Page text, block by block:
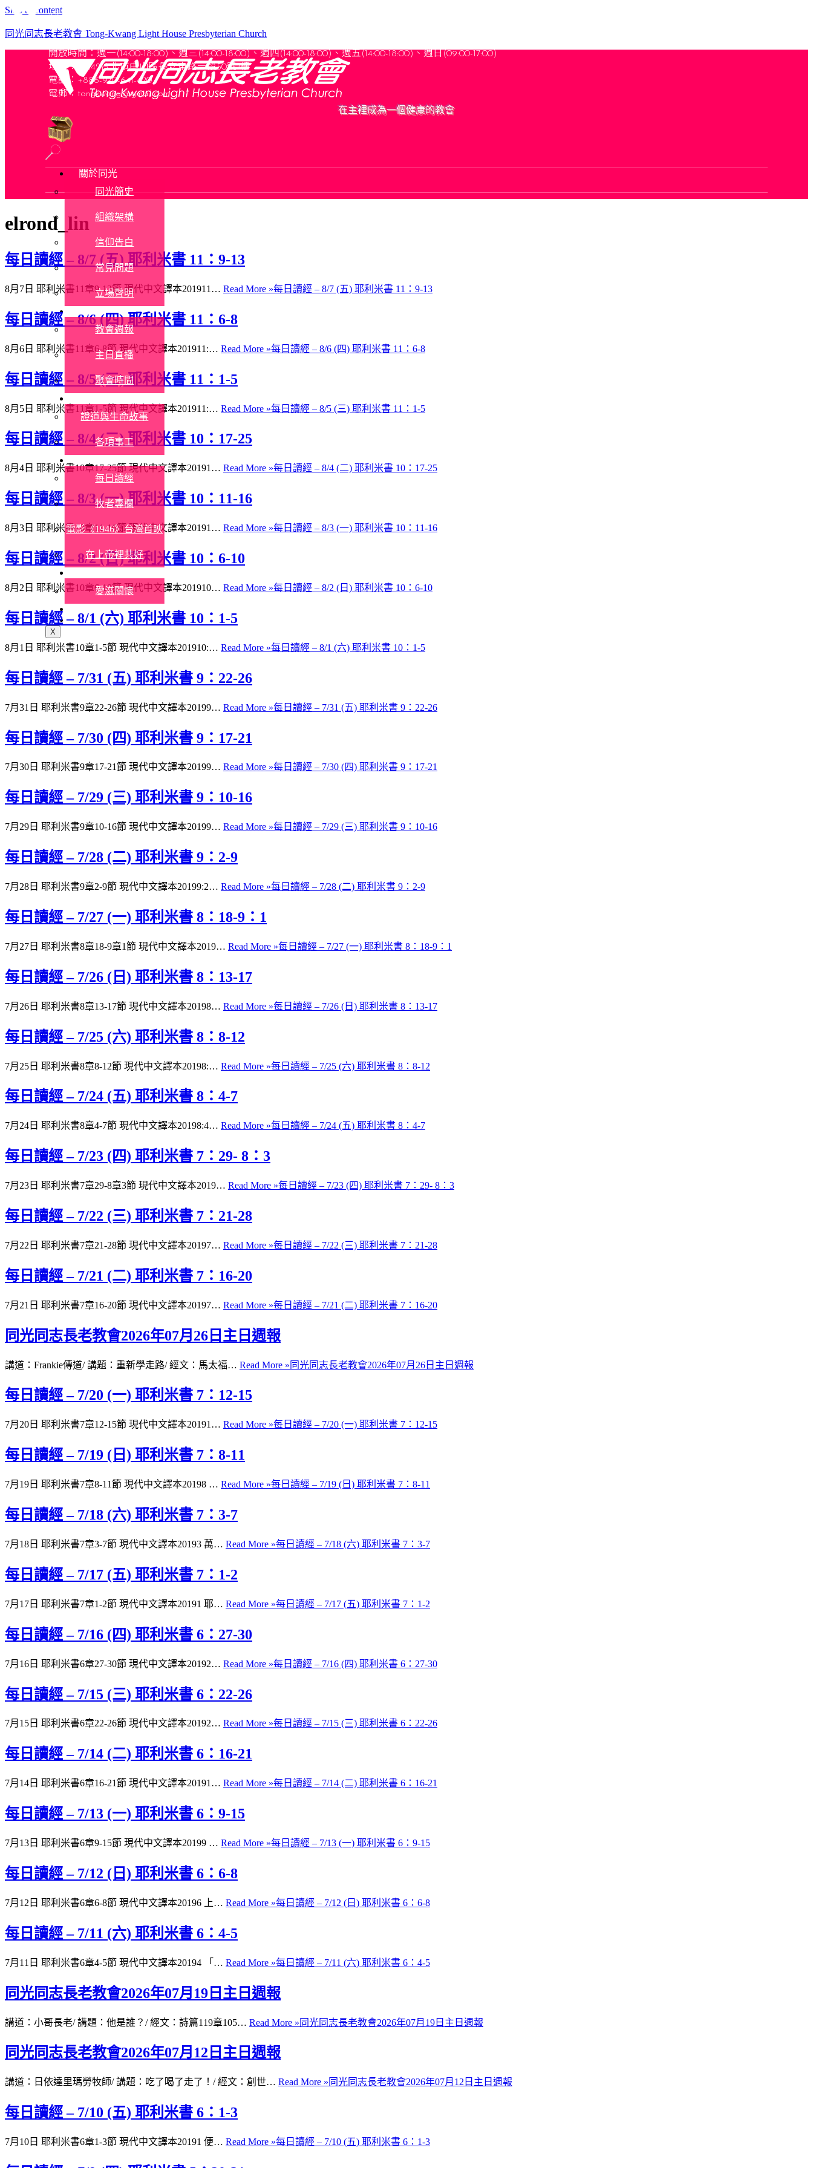
Skip to content
同光同志長老教會 Tong-Kwang Light House Presbyterian Church
在主裡成為一個健康的教會
關於同光
同光簡史
組織架構
信仰告白
常見問題
立場聲明
參加聚會
教會週報
主日直播
聚會時間
證道與生命故事
各項事工
每日讀經
牧者專欄
電影《1946》台灣首映
在上帝裡共好
愛滋關懷
聯絡我們
奉獻支持
X
elrond_lin
每日讀經 – 8/7 (五) 耶利米書 11：9-13
8月7日 耶利米書11章9-13節 現代中文譯本201911… Read More »每日讀經 – 8/7 (五) 耶利米書 11：9-13
每日讀經 – 8/6 (四) 耶利米書 11：6-8
8月6日 耶利米書11章6-8節 現代中文譯本201911:… Read More »每日讀經 – 8/6 (四) 耶利米書 11：6-8
每日讀經 – 8/5 (三) 耶利米書 11：1-5
8月5日 耶利米書11章1-5節 現代中文譯本201911:… Read More »每日讀經 – 8/5 (三) 耶利米書 11：1-5
每日讀經 – 8/4 (二) 耶利米書 10：17-25
8月4日 耶利米書10章17-25節 現代中文譯本20191… Read More »每日讀經 – 8/4 (二) 耶利米書 10：17-25
每日讀經 – 8/3 (一) 耶利米書 10：11-16
8月3日 耶利米書10章11-16節 現代中文譯本20191… Read More »每日讀經 – 8/3 (一) 耶利米書 10：11-16
每日讀經 – 8/2 (日) 耶利米書 10：6-10
8月2日 耶利米書10章6-10節 現代中文譯本201910… Read More »每日讀經 – 8/2 (日) 耶利米書 10：6-10
每日讀經 – 8/1 (六) 耶利米書 10：1-5
8月1日 耶利米書10章1-5節 現代中文譯本201910:… Read More »每日讀經 – 8/1 (六) 耶利米書 10：1-5
每日讀經 – 7/31 (五) 耶利米書 9：22-26
7月31日 耶利米書9章22-26節 現代中文譯本20199… Read More »每日讀經 – 7/31 (五) 耶利米書 9：22-26
每日讀經 – 7/30 (四) 耶利米書 9：17-21
7月30日 耶利米書9章17-21節 現代中文譯本20199… Read More »每日讀經 – 7/30 (四) 耶利米書 9：17-21
每日讀經 – 7/29 (三) 耶利米書 9：10-16
7月29日 耶利米書9章10-16節 現代中文譯本20199… Read More »每日讀經 – 7/29 (三) 耶利米書 9：10-16
每日讀經 – 7/28 (二) 耶利米書 9：2-9
7月28日 耶利米書9章2-9節 現代中文譯本20199:2… Read More »每日讀經 – 7/28 (二) 耶利米書 9：2-9
每日讀經 – 7/27 (一) 耶利米書 8：18-9：1
7月27日 耶利米書8章18-9章1節 現代中文譯本2019… Read More »每日讀經 – 7/27 (一) 耶利米書 8：18-9：1
每日讀經 – 7/26 (日) 耶利米書 8：13-17
7月26日 耶利米書8章13-17節 現代中文譯本20198… Read More »每日讀經 – 7/26 (日) 耶利米書 8：13-17
每日讀經 – 7/25 (六) 耶利米書 8：8-12
7月25日 耶利米書8章8-12節 現代中文譯本20198:… Read More »每日讀經 – 7/25 (六) 耶利米書 8：8-12
每日讀經 – 7/24 (五) 耶利米書 8：4-7
7月24日 耶利米書8章4-7節 現代中文譯本20198:4… Read More »每日讀經 – 7/24 (五) 耶利米書 8：4-7
每日讀經 – 7/23 (四) 耶利米書 7：29- 8：3
7月23日 耶利米書7章29-8章3節 現代中文譯本2019… Read More »每日讀經 – 7/23 (四) 耶利米書 7：29- 8：3
每日讀經 – 7/22 (三) 耶利米書 7：21-28
7月22日 耶利米書7章21-28節 現代中文譯本20197… Read More »每日讀經 – 7/22 (三) 耶利米書 7：21-28
每日讀經 – 7/21 (二) 耶利米書 7：16-20
7月21日 耶利米書7章16-20節 現代中文譯本20197… Read More »每日讀經 – 7/21 (二) 耶利米書 7：16-20
同光同志長老教會2026年07月26日主日週報
講道：Frankie傳道/ 講題：重新學走路/ 經文：馬太福… Read More » 同光同志長老教會2026年07月26日主日週報
每日讀經 – 7/20 (一) 耶利米書 7：12-15
7月20日 耶利米書7章12-15節 現代中文譯本20191… Read More »每日讀經 – 7/20 (一) 耶利米書 7：12-15
每日讀經 – 7/19 (日) 耶利米書 7：8-11
7月19日 耶利米書7章8-11節 現代中文譯本20198 … Read More »每日讀經 – 7/19 (日) 耶利米書 7：8-11
每日讀經 – 7/18 (六) 耶利米書 7：3-7
7月18日 耶利米書7章3-7節 現代中文譯本20193 萬… Read More »每日讀經 – 7/18 (六) 耶利米書 7：3-7
每日讀經 – 7/17 (五) 耶利米書 7：1-2
7月17日 耶利米書7章1-2節 現代中文譯本20191 耶… Read More »每日讀經 – 7/17 (五) 耶利米書 7：1-2
每日讀經 – 7/16 (四) 耶利米書 6：27-30
7月16日 耶利米書6章27-30節 現代中文譯本20192… Read More »每日讀經 – 7/16 (四) 耶利米書 6：27-30
每日讀經 – 7/15 (三) 耶利米書 6：22-26
7月15日 耶利米書6章22-26節 現代中文譯本20192… Read More »每日讀經 – 7/15 (三) 耶利米書 6：22-26
每日讀經 – 7/14 (二) 耶利米書 6：16-21
7月14日 耶利米書6章16-21節 現代中文譯本20191… Read More »每日讀經 – 7/14 (二) 耶利米書 6：16-21
每日讀經 – 7/13 (一) 耶利米書 6：9-15
7月13日 耶利米書6章9-15節 現代中文譯本20199 … Read More »每日讀經 – 7/13 (一) 耶利米書 6：9-15
每日讀經 – 7/12 (日) 耶利米書 6：6-8
7月12日 耶利米書6章6-8節 現代中文譯本20196 上… Read More »每日讀經 – 7/12 (日) 耶利米書 6：6-8
每日讀經 – 7/11 (六) 耶利米書 6：4-5
7月11日 耶利米書6章4-5節 現代中文譯本20194 「… Read More »每日讀經 – 7/11 (六) 耶利米書 6：4-5
同光同志長老教會2026年07月19日主日週報
講道：小哥長老/ 講題：他是誰？/ 經文：詩篇119章105… Read More » 同光同志長老教會2026年07月19日主日週報
同光同志長老教會2026年07月12日主日週報
講道：日依達里瑪勞牧師/ 講題：吃了喝了走了！/ 經文：創世… Read More » 同光同志長老教會2026年07月12日主日週報
每日讀經 – 7/10 (五) 耶利米書 6：1-3
7月10日 耶利米書6章1-3節 現代中文譯本20191 便… Read More »每日讀經 – 7/10 (五) 耶利米書 6：1-3
同光同志長老教會
是支持關懷性少數及其他弱勢社群的教會
開放時間： 週一(14:00-18:00)、週三(14:00-18:00) 、 週四(14:00-18:00)、週五(14:00-18:00) 、 週日(09:00-17:00)
地址：10442台北市中山區長安東路一段50號7樓
電話：+886-970-641-420
電郵： tongkwang@gmail.com